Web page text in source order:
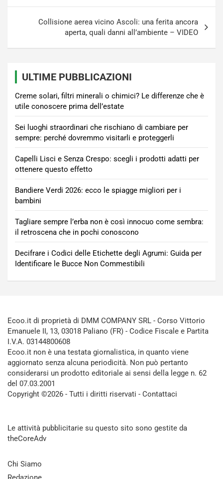
Collisione aerea vicino Ascoli: una ferita ancora
aperta, quali danni all’ambiente – VIDEO
ULTIME PUBBLICAZIONI
Creme solari, filtri minerali o chimici? Le differenze che è
utile conoscere prima dell’estate
Sei luoghi straordinari che rischiano di cambiare per
sempre: perché dovremmo visitarli e proteggerli
Capelli Lisci e Senza Crespo: scegli i prodotti adatti per
ottenere questo effetto
Bandiere Verdi 2026: ecco le spiagge migliori per i
bambini
Tagliare sempre l’erba non è così innocuo come sembra:
il retroscena che in pochi conoscono
Decifrare i Codici delle Etichette degli Agrumi: Guida per
Identificare le Bucce Non Commestibili
Ecoo.it di proprietà di DMM COMPANY SRL - Corso Vittorio
Emanuele II, 13, 03018 Paliano (FR) - Codice Fiscale e Partita
I.V.A. 03144800608
Ecoo.it non è una testata giornalistica, in quanto viene
aggiornato senza alcuna periodicità. Non può pertanto
considerarsi un prodotto editoriale ai sensi della legge n. 62
del 07.03.2001
Copyright ©2026 - Tutti i diritti riservati - Contattaci
Le attività pubblicitarie su questo sito sono gestite da
theCoreAdv
Chi Siamo